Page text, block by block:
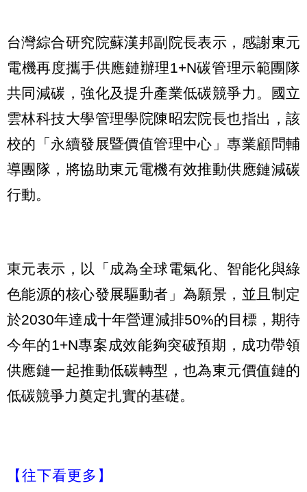
台灣綜合研究院蘇漢邦副院長表示，感謝東元
電機再度攜手供應鏈辦理1+N碳管理示範團隊
共同減碳，強化及提升產業低碳競爭力。國立
雲林科技大學管理學院陳昭宏院長也指出，該
校的「永續發展暨價值管理中心」專業顧問輔
導團隊，將協助東元電機有效推動供應鏈減碳
行動。
東元表示，以「成為全球電氣化、智能化與綠
色能源的核心發展驅動者」為願景，並且制定
於2030年達成十年營運減排50%的目標，期待
今年的1+N專案成效能夠突破預期，成功帶領
供應鏈一起推動低碳轉型，也為東元價值鏈的
低碳競爭力奠定扎實的基礎。
【往下看更多】